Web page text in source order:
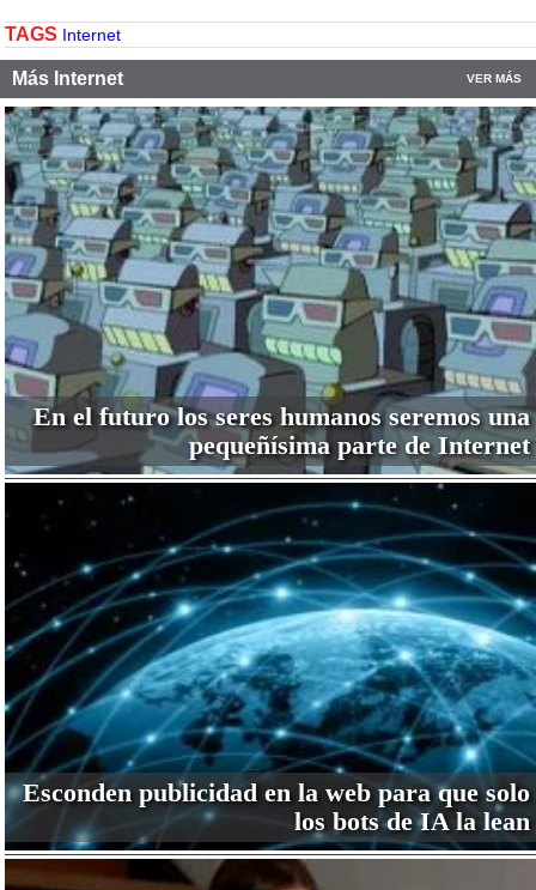
TAGS Internet
Más Internet VER MÁS
En el futuro los seres humanos seremos una
pequeñísima parte de Internet
Esconden publicidad en la web para que solo
los bots de IA la lean